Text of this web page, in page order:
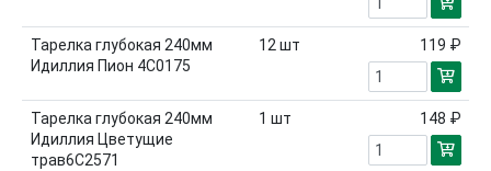
Тарелка глубокая 240мм
Идиллия Пион 4С0175
12 шт 119 ₽
Тарелка глубокая 240мм
Идиллия Цветущие
трав6С2571
1 шт 148 ₽